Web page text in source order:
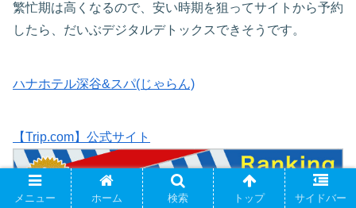
繁忙期は高くなるので、安い時期を狙ってサイトから予約
したら、だいぶデジタルデトックスできそうです。
ハナホテル深谷&スパ(じゃらん)
【Trip.com】公式サイト
メニュー ホーム 検索 トップ サイドバー